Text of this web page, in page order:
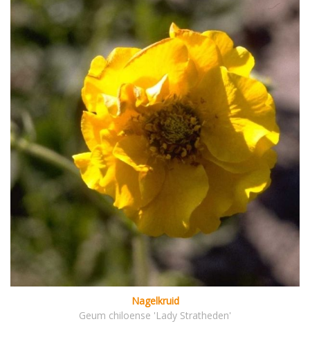
Nagelkruid
Geum chiloense 'Lady Stratheden'